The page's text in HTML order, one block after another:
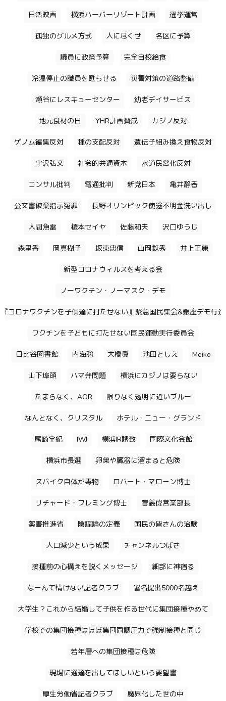
日活映画 横浜ハーバーリゾート計画 選挙運営
孤独のグルメ方式 人に尽くせ 各区に予算
議員に政策予算 完全自校給食
冷温停止の職員を甦らせる 災害対策の道路整備
瀬谷にレスキューセンター 幼老デイサービス
地元食材の日 YHR計画賛成 カジノ反対
ゲノム編集反対 種の支配反対 遺伝子組み換え食物反対
宇沢弘文 社会的共通資本 水道民営化反対
コンサル批判 電通批判 新党日本 亀井静香
公文書破棄指示冤罪 長野オリンピック使途不明金洗い出し
人間魚雷 榎本セイヤ 佐藤和夫 沢口ゆうじ
森里香 岡真樹子 坂東忠信 山岡鉄秀 井上正康
新型コロナウィルスを考える会
ノーワクチン・ノーマスク・デモ
『コロナワクチンを子供達に打たせない』緊急国民集会&銀座デモ行進
ワクチンを子どもに打たせない国民運動実行委員会
日比谷図書館 内海聡 大橋眞 池田としえ Meiko
山下埠頭 ハマ弁問題 横浜にカジノは要らない
たまらなく、AOR 限りなく透明に近いブルー
なんとなく、クリスタル ホテル・ニュー・グランド
尾崎全紀 IWJ 横浜IR誘致 国際文化会館
横浜市長選 卵巣や臓器に溜まると危険
スパイク自体が毒物 ロバート・マローン博士
リチャード・フレミング博士 菅義偉営業部長
薬害推進省 陰謀論の定義 国民の皆さんの治験
人口減少という成果 チャンネルつばさ
接種前の心構えを説くメッセージ 細部に神宿る
なーんて情けない記者クラブ 署名提出5000名越え
大学生？これから結婚して子供を作る世代に集団接種やめて
学校での集団接種はほぼ集団同調圧力で強制接種と同じ
若年層への集団接種は危険
現場に通達を出してほしいという要望書
厚生労働省記者クラブ 魔界化した世の中